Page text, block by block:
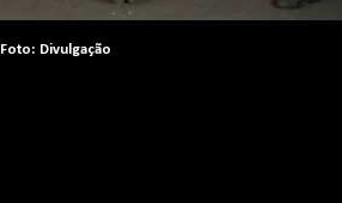
Foto: Divulgação